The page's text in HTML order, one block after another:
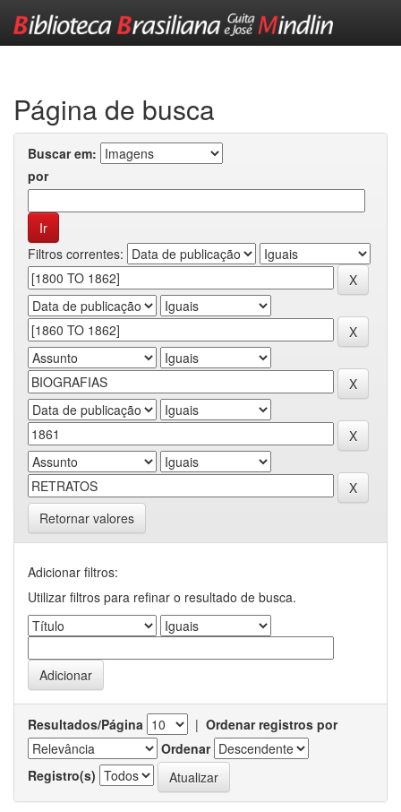
Página de busca
Buscar em:
por
Filtros correntes:
Retornar valores
Adicionar filtros:
Utilizar filtros para refinar o resultado de busca.
Resultados/Página | Ordenar registros por
Ordenar
Registro(s)